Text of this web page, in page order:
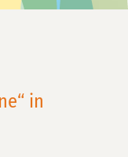
in